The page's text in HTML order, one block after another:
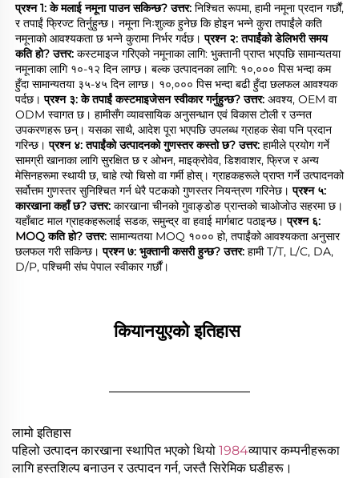
प्रश्न 1: के मलाई नमूना पाउन सकिन्छ? उत्तर: निश्चित रूपमा, हामी नमूना प्रदान गर्छौं,
र तपाईं फ्रिज्ट तिर्नुहुन्छ। नमूना निःशुल्क हुनेछ कि होइन भन्ने कुरा तपाईंले कति
नमूनाको आवश्यकता छ भन्ने कुरामा निर्भर गर्दछ। प्रश्न २: तपाईंको डेलिभरी समय
कति हो? उत्तर: कस्टमाइज गरिएको नमूनाका लागि: भुक्तानी प्राप्त भएपछि सामान्यतया
नमूनाका लागि १०-१२ दिन लाग्छ। बल्क उत्पादनका लागि: १०,००० पिस भन्दा कम
हुँदा सामान्यतया ३५-४५ दिन लाग्छ। १०,००० पिस भन्दा बढी हुँदा छलफल आवश्यक
पर्दछ। प्रश्न ३: के तपाईं कस्टमाइजेसन स्वीकार गर्नुहुन्छ? उत्तर: अवश्य, OEM वा
ODM स्वागत छ। हामीसँग व्यावसायिक अनुसन्धान एवं विकास टोली र उन्नत
उपकरणहरू छन्। यसका साथै, आदेश पूरा भएपछि उपलब्ध ग्राहक सेवा पनि प्रदान
गरिन्छ। प्रश्न ४: तपाईंको उत्पादनको गुणस्तर कस्तो छ? उत्तर: हामीले प्रयोग गर्ने
सामग्री खानाका लागि सुरक्षित छ र ओभन, माइक्रोवेव, डिशवाशर, फ्रिज र अन्य
मेसिनहरूमा स्थायी छ, चाहे त्यो चिसो वा गर्मी होस्। ग्राहकहरूले प्राप्त गर्ने उत्पादनको
सर्वोत्तम गुणस्तर सुनिश्चित गर्न धेरै पटकको गुणस्तर नियन्त्रण गरिनेछ। प्रश्न ५:
कारखाना कहाँ छ? उत्तर: कारखाना चीनको गुवाङ्डोङ प्रान्तको चाओजोउ सहरमा छ।
यहाँबाट माल ग्राहकहरूलाई सडक, समुन्द्र वा हवाई मार्गबाट पठाइन्छ। प्रश्न ६:
MOQ कति हो? उत्तर: सामान्यतया MOQ १००० हो, तपाईंको आवश्यकता अनुसार
छलफल गरी सकिन्छ। प्रश्न ७: भुक्तानी कसरी हुन्छ? उत्तर: हामी T/T, L/C, DA,
D/P, पश्चिमी संघ पेपाल स्वीकार गर्छौं।
कियानयुएको इतिहास
लामो इतिहास
पहिलो उत्पादन कारखाना स्थापित भएको थियो 1984व्यापार कम्पनीहरूका
लागि हस्तशिल्प बनाउन र उत्पादन गर्न, जस्तै सिरेमिक घडीहरू।